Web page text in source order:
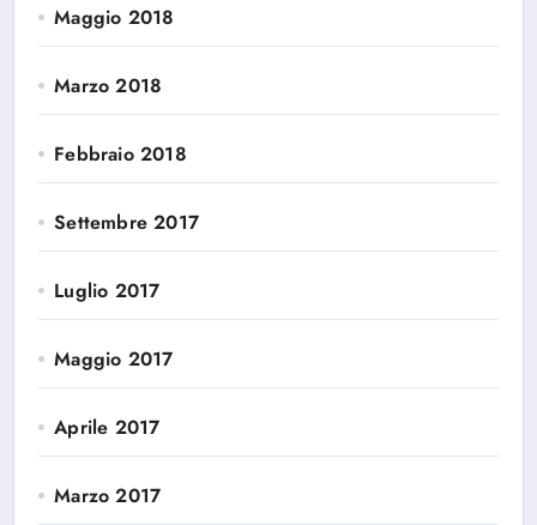
Maggio 2018
Marzo 2018
Febbraio 2018
Settembre 2017
Luglio 2017
Maggio 2017
Aprile 2017
Marzo 2017